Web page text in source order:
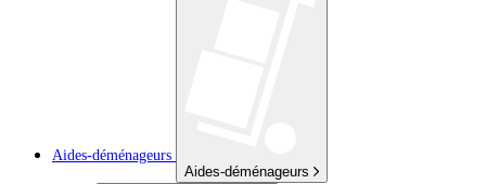
Aides-déménageurs
Aides-déménageurs